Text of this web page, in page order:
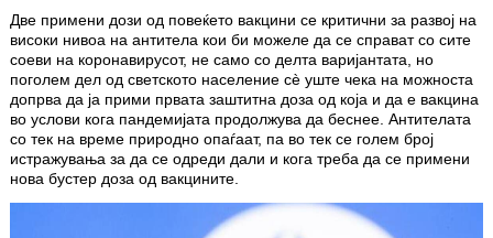
Две примени дози од повеќето вакцини се критични за развој на
високи нивоа на антитела кои би можеле да се справат со сите
соеви на коронавирусот, не само со делта варијантата, но
поголем дел од светското население сè уште чека на можноста
допрва да ја прими првата заштитна доза од која и да е вакцина
во услови кога пандемијата продолжува да беснее. Антителата
со тек на време природно опаѓаат, па во тек се голем број
истражувања за да се одреди дали и кога треба да се примени
нова бустер доза од вакцините.